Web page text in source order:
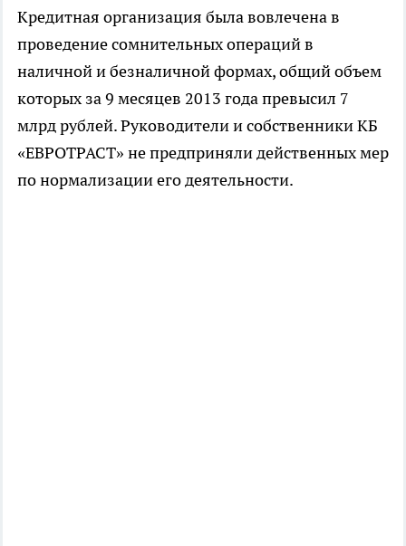
Кредитная организация была вовлечена в
проведение сомнительных операций в
наличной и безналичной формах, общий объем
которых за 9 месяцев 2013 года превысил 7
млрд рублей. Руководители и собственники КБ
«ЕВРОТРАСТ» не предприняли действенных мер
по нормализации его деятельности.